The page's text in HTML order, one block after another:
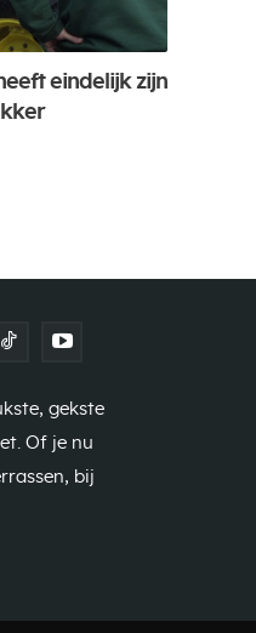
eindelijk zijn
gekste
Of je nu
bij